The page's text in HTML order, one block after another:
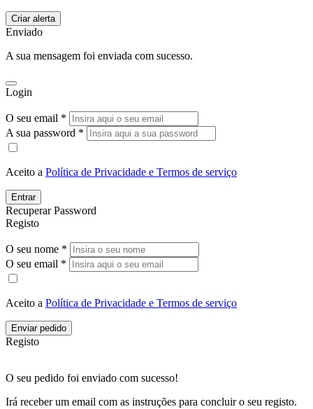
Enviado
A sua mensagem foi enviada com sucesso.
Login
O seu email *
A sua password *
Aceito a Política de Privacidade e Termos de serviço
Entrar
Recuperar Password
Registo
O seu nome *
O seu email *
Aceito a Política de Privacidade e Termos de serviço
Enviar pedido
Registo
O seu pedido foi enviado com sucesso!
Irá receber um email com as instruções para concluir o seu registo.